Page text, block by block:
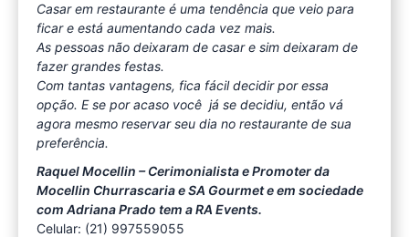
Casar em restaurante é uma tendência que veio para
ficar e está aumentando cada vez mais.
As pessoas não deixaram de casar e sim deixaram de
fazer grandes festas.
Com tantas vantagens, fica fácil decidir por essa
opção. E se por acaso você já se decidiu, então vá
agora mesmo reservar seu dia no restaurante de sua
preferência.
Raquel Mocellin – Cerimonialista e Promoter da
Mocellin Churrascaria e SA Gourmet e em sociedade
com Adriana Prado tem a RA Events.
Celular: (21) 997559055